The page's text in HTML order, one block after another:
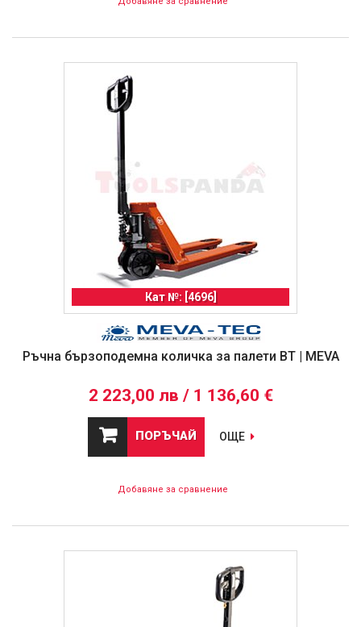
Кат №: [4696]
Ръчна бързоподемна количка за палети BT | MEVA
2 223,00 лв / 1 136,60 €
ПОРЪЧАЙ ОЩЕ
Добавяне за сравнение